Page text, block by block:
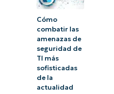
Cómo
combatir las
amenazas de
seguridad de
TI más
sofisticadas
de la
actualidad